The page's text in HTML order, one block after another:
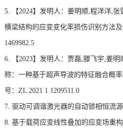
5. 【2024】发明人：姜明顺,程洋洋,
横梁结构的应变变化率损伤识别方法
1469982.5
6. 【2023】发明人：贾磊,滕飞宇,姜
称：一种基于超声导波的特征融合概
号：ZL 2021 1 1209511.0
7. 驱动可调谐激光器的自动锁相恒流
8. 基于载荷应变线性叠加的应变场重